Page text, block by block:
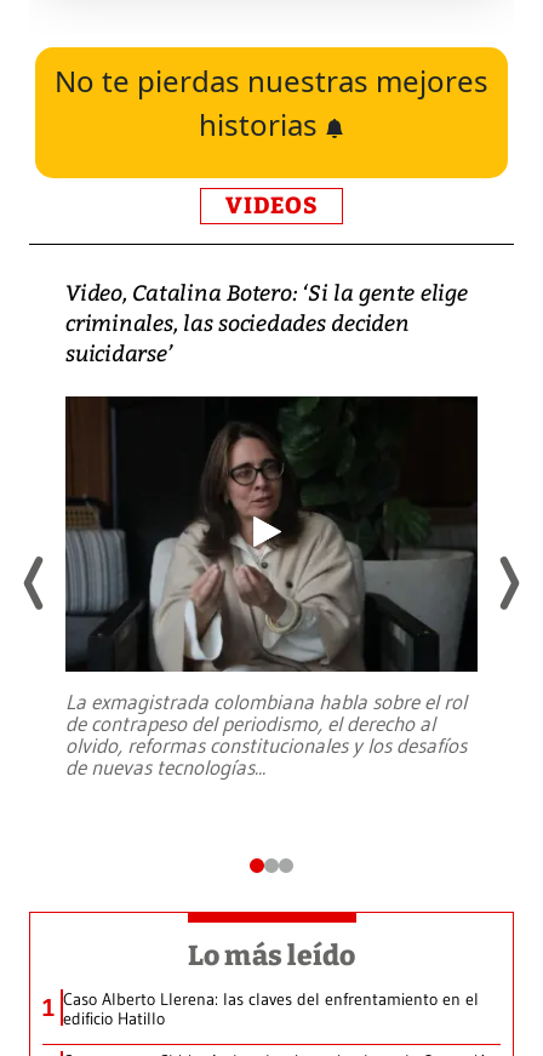
No te pierdas nuestras mejores
historias
VIDEOS
Video, Catalina Botero: ‘Si la gente elige
criminales, las sociedades deciden
suicidarse’
La exmagistrada colombiana habla sobre el rol
de contrapeso del periodismo, el derecho al
olvido, reformas constitucionales y los desafíos
de nuevas tecnologías...
Lo más leído
1 Caso Alberto Llerena: las claves del enfrentamiento en el
edificio Hatillo